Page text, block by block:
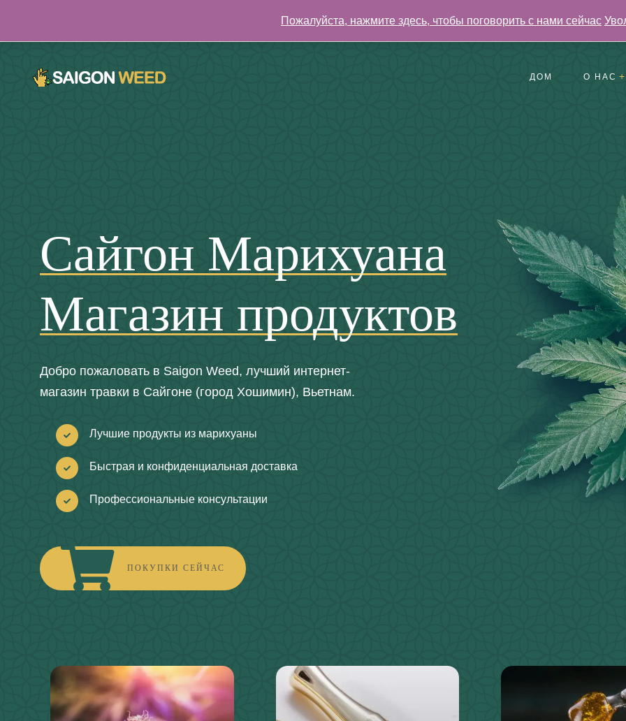
ДОМ О НАС
Сайгон Марихуана
Магазин продуктов
Добро пожаловать в Saigon Weed, лучший интернет-
магазин травки в Сайгоне (город Хошимин), Вьетнам.
Лучшие продукты из марихуаны
Быстрая и конфиденциальная доставка
Профессиональные консультации
ПОКУПКИ СЕЙЧАС
Пожалуйста, нажмите здесь, чтобы поговорить с нами сейчас